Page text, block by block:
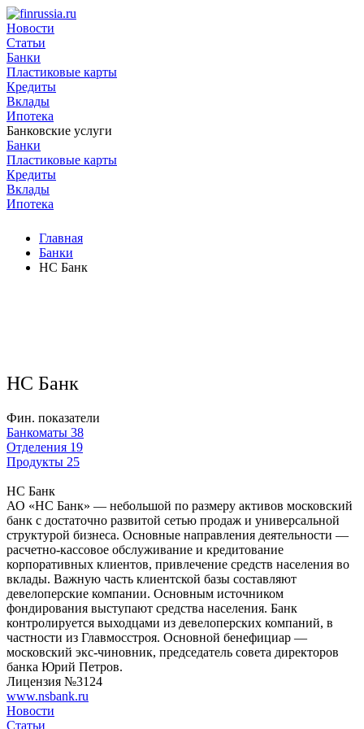
Новости
Статьи
Банки
Пластиковые карты
Кредиты
Вклады
Ипотека
Банковские услуги
Банки
Пластиковые карты
Кредиты
Вклады
Ипотека
Главная
Банки
НС Банк
НС Банк
Фин. показатели
Банкоматы 38
Отделения 19
Продукты 25
НС Банк
АО «НС Банк» — небольшой по размеру активов московский
банк с достаточно развитой сетью продаж и универсальной
структурой бизнеса. Основные направления деятельности —
расчетно-кассовое обслуживание и кредитование
корпоративных клиентов, привлечение средств населения во
вклады. Важную часть клиентской базы составляют
девелоперские компании. Основным источником
фондирования выступают средства населения. Банк
контролируется выходцами из девелоперских компаний, в
частности из Главмосстроя. Основной бенефициар —
московский экс-чиновник, председатель совета директоров
банка Юрий Петров.
Лицензия №3124
www.nsbank.ru
Новости
Статьи